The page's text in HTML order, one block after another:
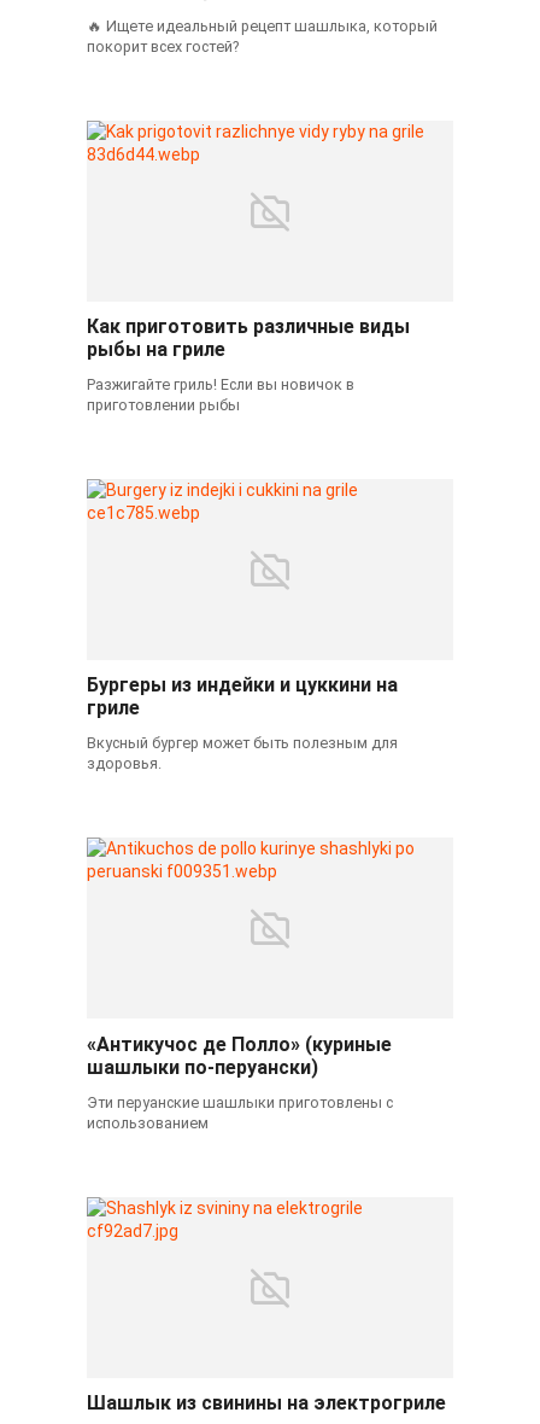
🔥 Ищете идеальный рецепт шашлыка, который
покорит всех гостей?
Как приготовить различные виды
рыбы на гриле
Разжигайте гриль! Если вы новичок в
приготовлении рыбы
Бургеры из индейки и цуккини на
гриле
Вкусный бургер может быть полезным для
здоровья.
«Антикучос де Полло» (куриные
шашлыки по-перуански)
Эти перуанские шашлыки приготовлены с
использованием
Шашлык из свинины на электрогриле